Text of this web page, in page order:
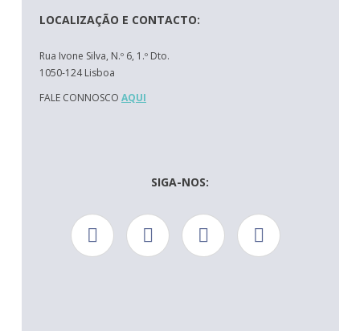
LOCALIZAÇÃO E CONTACTO:
Rua Ivone Silva, N.º 6, 1.º Dto.
1050-124 Lisboa
FALE CONNOSCO AQUI
SIGA-NOS: